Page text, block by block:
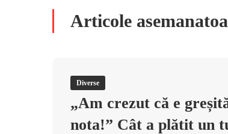
Articole
Diverse
„Am crezut că e
nota!” Cât a plătit un